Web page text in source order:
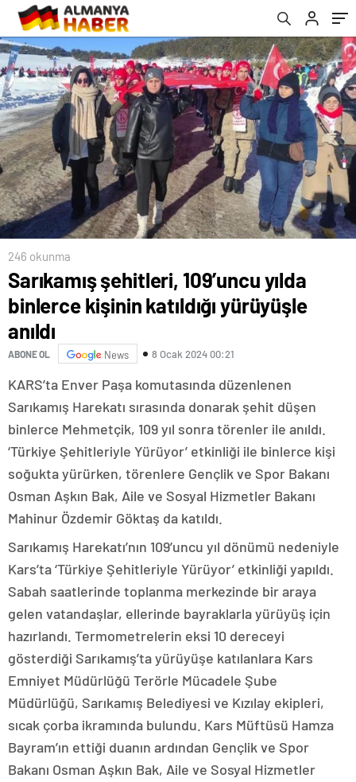
246 okunma
Sarıkamış şehitleri, 109’uncu yılda
binlerce kişinin katıldığı yürüyüşle
anıldı
ABONE OL News 8 Ocak 2024 00:21
KARS’ta Enver Paşa komutasında düzenlenen
Sarıkamış Harekatı sırasında donarak şehit düşen
binlerce Mehmetçik, 109 yıl sonra törenler ile anıldı.
‘Türkiye Şehitleriyle Yürüyor’ etkinliği ile binlerce kişi
soğukta yürürken, törenlere Gençlik ve Spor Bakanı
Osman Aşkın Bak, Aile ve Sosyal Hizmetler Bakanı
Mahinur Özdemir Göktaş da katıldı.
Sarıkamış Harekatı’nın 109’uncu yıl dönümü nedeniyle
Kars’ta ‘Türkiye Şehitleriyle Yürüyor’ etkinliği yapıldı.
Sabah saatlerinde toplanma merkezinde bir araya
gelen vatandaşlar, ellerinde bayraklarla yürüyüş için
hazırlandı. Termometrelerin eksi 10 dereceyi
gösterdiği Sarıkamış’ta yürüyüşe katılanlara Kars
Emniyet Müdürlüğü Terörle Mücadele Şube
Müdürlüğü, Sarıkamış Belediyesi ve Kızılay ekipleri,
sıcak çorba ikramında bulundu. Kars Müftüsü Hamza
Bayram’ın ettiği duanın ardından Gençlik ve Spor
Bakanı Osman Aşkın Bak, Aile ve Sosyal Hizmetler